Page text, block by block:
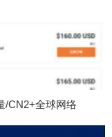
/CN2+全球网络